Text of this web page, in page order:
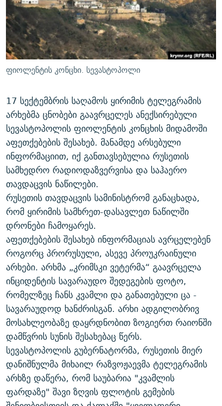
ᲛᲝᲚᲐᲞᲐᲠᲐᲙᲔ ᲢᲔᲥᲡᲢᲔᲑᲘ
ᲨᲘᲜ - ᲣᲪᲮᲝᲔᲗᲨᲘ
ᲚᲘᲢᲔᲠᲐᲢᲣᲠᲣᲚᲘ ᲬᲐᲮᲜᲐᲒᲔᲑᲘ
ᲐᲛᲔᲠᲘᲙᲣᲚᲘ ᲛᲝᲗᲮᲠᲝᲑᲐ
ᲩᲔᲛᲘ ᲡᲘᲙᲕᲓᲘᲚᲘᲡ ᲛᲘᲖᲔᲖᲘᲐ COVID-19
11 ᲬᲔᲚᲘ - 11 ᲐᲛᲑᲐᲕᲘ
ᲡᲐᲞᲐᲠᲚᲐᲛᲔᲜᲢᲝ ᲐᲠᲩᲔᲕᲜᲔᲑᲘᲡ ᲘᲡᲢᲝᲠᲘᲐ
ᲑᲐᲕᲨᲕᲔᲑᲘ ᲞᲠᲝᲡᲢᲘᲢᲣᲪᲘᲐᲨᲘ - ᲐᲛᲝᲣᲗᲥᲛᲔᲚᲘ ᲐᲛᲑᲐᲕᲘ
ᲐᲒᲕᲘᲡᲢᲝᲡ ᲝᲛᲘ
ПРИВЕТ ᲙᲣᲚᲢᲣᲠᲐ
ᲒᲐᲛᲝᲘᲬᲔᲠᲔ
რთე/რთ-ის ყველა საიტი
ფიოლენტის კონცხი. სევასტოპოლი
17 სექტემბრის საღამოს ყირიმის ტელეგრამის
არხებმა ცნობები გაავრცელეს ანექსირებული
სევასტოპოლის ფიოლენტის კონცხის მიდამოში
აფეთქებების შესახებ. მანამდე არსებული
ინფორმაციით, იქ განთავსებულია რუსეთის
სამხედრო რადიოდაზვერვისა და საჰაერო
თავდაცვის ნაწილები.
რუსეთის თავდაცვის სამინისტრომ განაცხადა,
რომ ყირიმის სამხრეთ-დასავლეთ ნაწილში
დრონები ჩამოყარეს.
აფეთქებების შესახებ ინფორმაციას ავრცელებენ
როგორც პრორუსული, ასევე პროუკრაინული
არხები. არხმა „კრიმსკი ვეტერმა“ გაავრცელა
ინციდენტის სავარაუდო შედეგების ფოტო,
რომელზეც ჩანს კვამლი და განათებული ცა -
სავარაუდოდ ხანძრისგან. არხი ადგილობრივ
მოსახლეობაზე დაყრდნობით ზოგიერთ რაიონში
დამწვრის სუნის შესახებაც წერს.
სევასტოპოლის გუბერნატორმა, რუსეთის მიერ
დანიშნულმა მიხაილ რაზვოჟაევმა ტელეგრამის
არხზე დაწერა, რომ საუბარია "კვამლის
ფარდაზე" შავი ზღვის ფლოტის გემების